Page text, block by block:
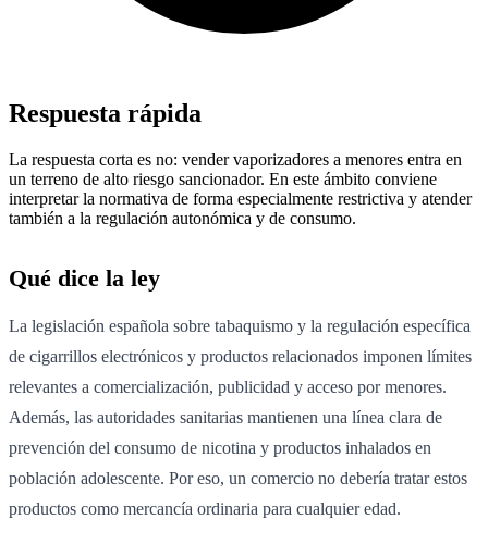
Respuesta rápida
La respuesta corta es no: vender vaporizadores a menores entra en
un terreno de alto riesgo sancionador. En este ámbito conviene
interpretar la normativa de forma especialmente restrictiva y atender
también a la regulación autonómica y de consumo.
Qué dice la ley
La legislación española sobre tabaquismo y la regulación específica
de cigarrillos electrónicos y productos relacionados imponen límites
relevantes a comercialización, publicidad y acceso por menores.
Además, las autoridades sanitarias mantienen una línea clara de
prevención del consumo de nicotina y productos inhalados en
población adolescente. Por eso, un comercio no debería tratar estos
productos como mercancía ordinaria para cualquier edad.